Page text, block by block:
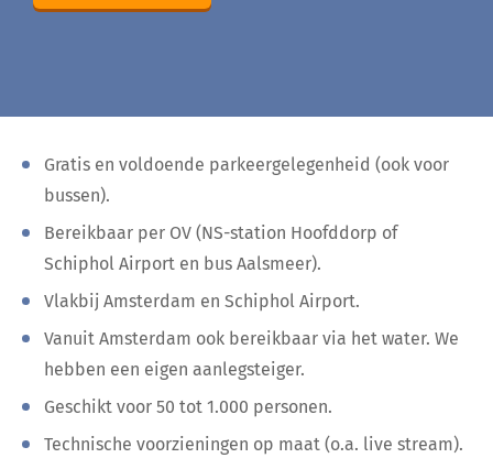
Gratis en voldoende parkeergelegenheid (ook voor
bussen).
Bereikbaar per OV (NS-station Hoofddorp of
Schiphol Airport en bus Aalsmeer).
Vlakbij Amsterdam en Schiphol Airport.
Vanuit Amsterdam ook bereikbaar via het water. We
hebben een eigen aanlegsteiger.
Geschikt voor 50 tot 1.000 personen.
Technische voorzieningen op maat (o.a. live stream).